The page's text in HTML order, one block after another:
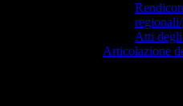
Atti
Articolazione